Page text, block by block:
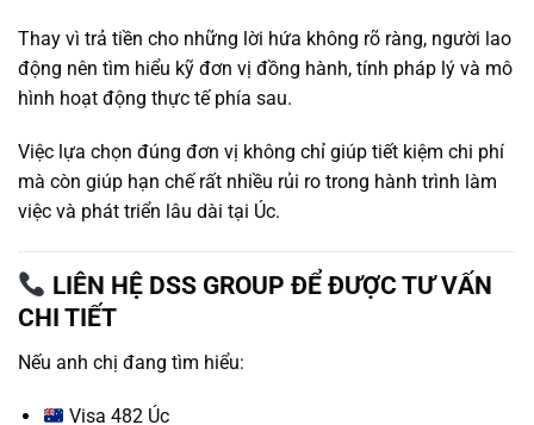
Thay vì trả tiền cho những lời hứa không rõ ràng, người lao
động nên tìm hiểu kỹ đơn vị đồng hành, tính pháp lý và mô
hình hoạt động thực tế phía sau.
Việc lựa chọn đúng đơn vị không chỉ giúp tiết kiệm chi phí
mà còn giúp hạn chế rất nhiều rủi ro trong hành trình làm
việc và phát triển lâu dài tại Úc.
LIÊN HỆ DSS GROUP ĐỂ ĐƯỢC TƯ VẤN
CHI TIẾT
Nếu anh chị đang tìm hiểu:
Visa 482 Úc